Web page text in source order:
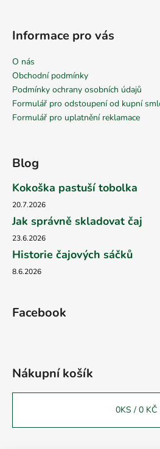
Informace pro vás
O nás
Obchodní podmínky
Podmínky ochrany osobních údajů
Formulář pro odstoupení od kupní
Formulář pro uplatnění reklamace
Blog
Kokoška pastuší tobolka
20.7.2026
Jak správně skladovat čaj
23.6.2026
Historie čajových sáčků
8.6.2026
Facebook
Nákupní košík
0KS / 0 KČ